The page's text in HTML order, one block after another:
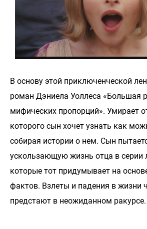
В основу этой приключенческой
роман Дэниела Уоллеса «Большая
мифических пропорций». Умирает
которого сын хочет узнать как
собирая истории о нем. Сын
ускользающую жизнь отца в серии
которые тот придумывает на
фактов. Взлеты и падения в жизни
предстают в неожиданном ракурсе.